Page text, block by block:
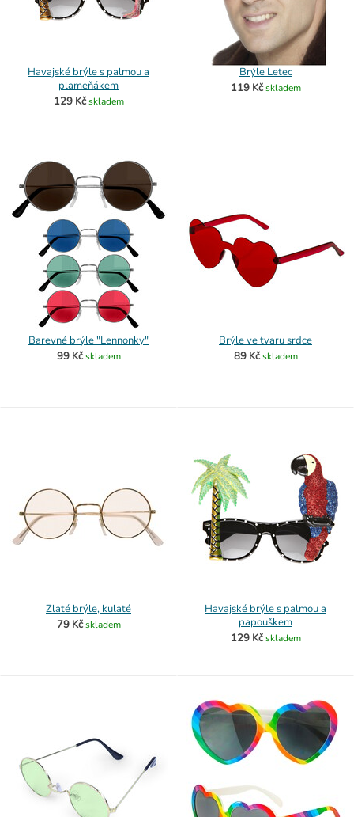
Havajské brýle s palmou a
plameňákem
129 Kč skladem
Brýle Letec
119 Kč skladem
Barevné brýle "Lennonky"
99 Kč skladem
Brýle ve tvaru srdce
89 Kč skladem
Zlaté brýle, kulaté
79 Kč skladem
Havajské brýle s palmou a
papouškem
129 Kč skladem